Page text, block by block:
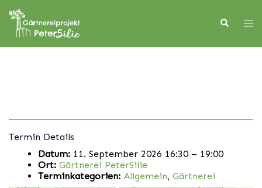
to
content
Search
Termin Details
Datum: 11. September 2026 16:30 – 19:00
Ort: Gärtnerei PeterSilie
Terminkategorien: Allgemein, Gärtnerei